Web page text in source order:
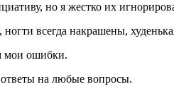
но я жестко их
всегда накрашены,
мои ошибки.
ответы на любые вопросы.